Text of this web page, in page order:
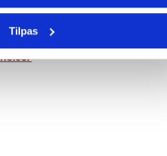
Tilpas
forberede landsby på